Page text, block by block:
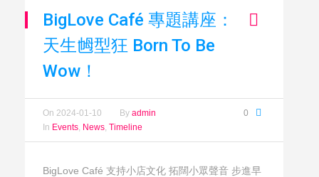
BigLove Café 專題講座：
天生乸型狂 Born To Be
Wow！
0
On 2024-01-10 By admin
In Events News Timeline
BigLove Café 支持小店文化 拓闊小眾聲音 步進早